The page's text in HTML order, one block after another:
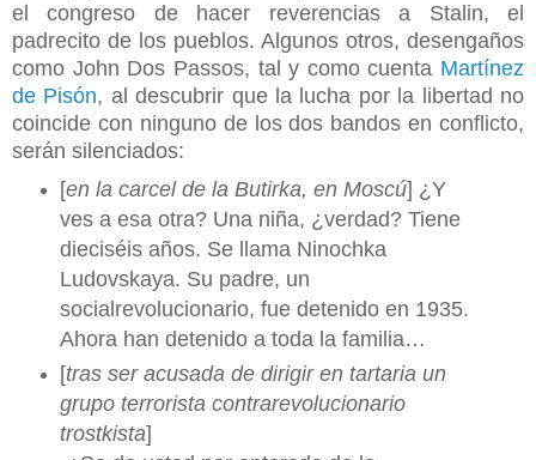
el congreso de hacer reverencias a Stalin, el
padrecito de los pueblos. Algunos otros, desengaños
como John Dos Passos, tal y como cuenta Martínez
de Pisón, al descubrir que la lucha por la libertad no
coincide con ninguno de los dos bandos en conflicto,
serán silenciados:
[en la carcel de la Butirka, en Moscú] ¿Y
ves a esa otra? Una niña, ¿verdad? Tiene
dieciséis años. Se llama Ninochka
Ludovskaya. Su padre, un
socialrevolucionario, fue detenido en 1935.
Ahora han detenido a toda la familia…
[tras ser acusada de dirigir en tartaria un
grupo terrorista contrarevolucionario
trostkista]